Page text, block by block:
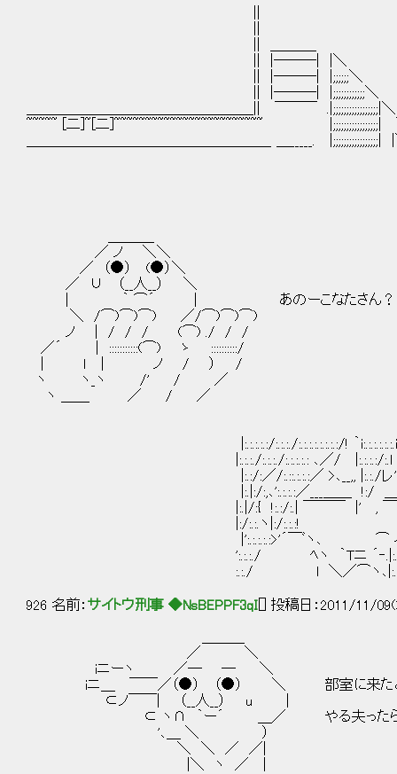
|| |───| |＼
|| |───| |;;;;;;＼
|| |───| |;;;;;;;;;;;;＼
＿＿＿＿＿＿＿＿＿＿＿＿＿＿＿＿|| ￣￣￣ .|;;;;;;;;;;;;;;;;;|＼
~~~~~ [二]~[二]~~~~~~~~~~~~~~~~~~~~~~~~ |;;;;;;;;;;;;;;;;;|
＿＿＿＿＿＿＿＿＿＿＿＿＿＿＿＿＿_ ＿_____. |;;;;;;;;;;;;;;;;;|
／ ノ ＼＼
／ （●） (●）＼
／ ∪ （__人__） ＼
| ｀ ⌒´ | あのーこなたさん？
＼ /⌒)⌒)⌒) ／/⌒)⌒)⌒)
ノ | / / / (⌒) ./ / /
／´ | :::::::::::(⌒) ゝ ::::::::::/
| ｌ | ノ / ） /
ヽ ヽ_ヽ /' / ／
ヽ ＿＿ ／ / ／
|:.:.:.:.:/:.:.:./:.:.:.:.:.:.:.:/! ｀i:.:.:.:.:.:.iヽ
|:.:.:./:.:.:./:.:.:.:.: ､／/ |:.:.:.:/:.l
|:.:/:／/:.::.:.:.:／ >､__,, |:.:./レ'／
|:.|:/:,､':.:.:.:／___＿＿ !:/ ＿__
|:.|/:{ !:.:/:.| ￣￣￣ |' , ￣ ･
|:/:.:.ヽ|:/:.:.:! .}:.:lﾚ !'
|':.:.:.:.:>'´￣ﾞヽ､ ⌒ ィ
':.:.:./ ﾍヽ ｀Tニ
:.:./ l ＼／⌒ヽ､
926 名前： サイトウ刑事 ◆NsBEPPF3qI [] 投稿日：2011/11/
／ ＼
iニーヽ ／─ ─ ＼
iニ＿ ￣￣／（●） （●） ＼ 部室に来たみたら
⊂ノ￣￣| （__人__） u |
⊂ ヽ∩ ｀ー´ ＿／ やる夫ったら何か
'､＿ ＼ ）
＼ ＼ ／ ／|
|＼ ヽ ／ |